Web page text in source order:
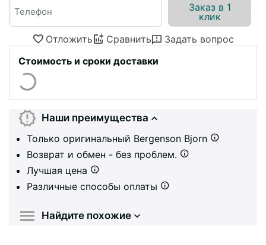
Заказ в 1
клик
Отложить
Сравнить
Задать вопрос
Стоимость и сроки доставки
Наши преимущества
Только оригинальный Bergenson Bjorn
Возврат и обмен - без проблем.
Лучшая цена
Различные способы оплаты
Найдите похожие